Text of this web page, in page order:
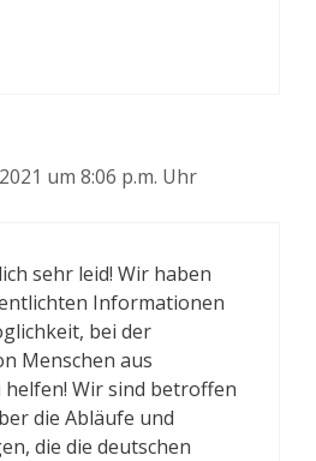
um 8:06 p.m. Uhr
sehr leid! Wir haben
Informationen
bei der
Menschen aus
Wir sind betroffen
die Abläufe und
die die deutschen